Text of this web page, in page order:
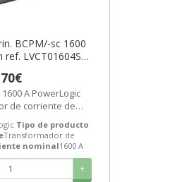
BCPM/-sc 1600
ref. LVCT01604S
1600 A PowerLogic
de corriente de
Tipo de producto
Transformador de
nominal1600 A
+